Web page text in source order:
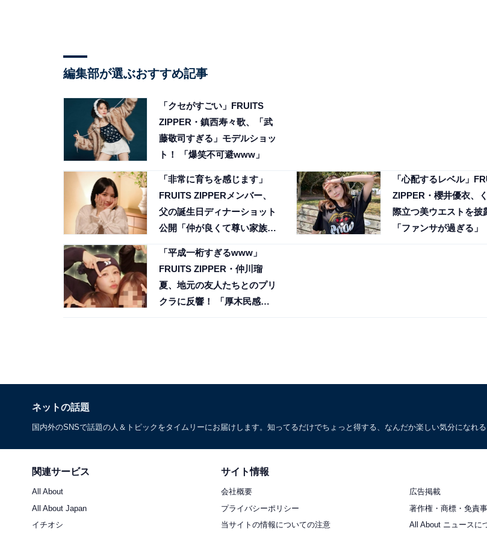
編集部が選ぶおすすめ記事
「クセがすごい」FRUITS
ZIPPER・鎮西寿々歌、「武
藤敬司すぎる」モデルショッ
ト！ 「爆笑不可避www」
「非常に育ちを感じます」
FRUITS ZIPPERメンバー、
父の誕生日ディナーショット
公開「仲が良くて尊い家族
「心配するレベル」
ZIPPER・櫻井優衣、
際立つ美ウエストを披
「ファンサが過ぎる」
「平成一桁すぎるwww」
FRUITS ZIPPER・仲川瑠
夏、地元の友人たちとのプリ
クラに反響！ 「厚木民感
ネットの話題
国内外のSNSで話題の人＆トピックをタイムリーにお届けします。知ってるだけでちょっと得する、なんだか楽しい気分になれ
関連サービス
All About
All About Japan
イチオシ
サイト情報
会社概要
広告掲載
プライバシーポリシー
著作権・商標・免責
当サイトの情報についての注意
All About ニュースに